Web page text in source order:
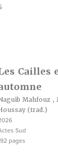
Cailles
Mahfouz,
(trad.)
Sud
pages